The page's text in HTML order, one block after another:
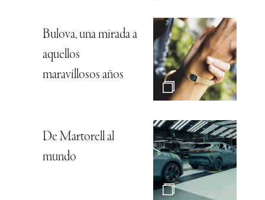
Bulova, una mirada a
aquellos
maravillosos años
De Martorell al
mundo